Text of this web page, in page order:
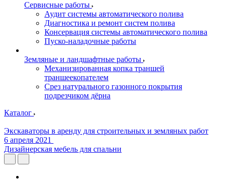
Сервисные работы
Аудит системы автоматического полива
Диагностика и ремонт систем полива
Консервация системы автоматического полива
Пуско-наладочные работы
Земляные и ландшафтные работы
Механизированная копка траншей
траншеекопателем
Срез натурального газонного покрытия
подрезчиком дёрна
Каталог
Экскаваторы в аренду для строительных и земляных работ
6 апреля 2021
Дизайнерская мебель для спальни